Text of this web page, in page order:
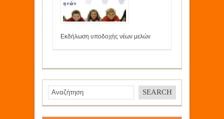
Εκδήλωση υποδοχής νέων μελών